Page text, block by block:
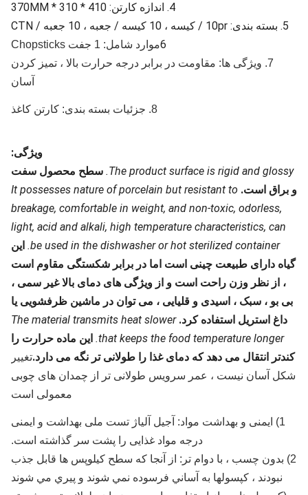
4. اندازه کارتن: 410 * 310 * 370MM
5. بسته بندی: 10pr / کیسه ، 10 کیسه / جعبه ، 10 جعبه / CTN
6موارد شامل: 1 جفت Chopsticks
7. ویژگی ها: مقاومت در برابر درجه حرارت بالا ، تمیز کردن
آسان
8. جزئیات بسته بندی: کارتن کاغذ
ویژگی:
The product surface is rigid and glossy. سطح محصول سفت
و براق است. It possesses nature of porcelain but resistant to
breakage, comfortable in weight, and non-toxic, odorless,
light, acid and alkali, high temperature characteristics, can
be used in the dishwasher or hot sterilized container. این
گیاه دارای طبیعت چینی است اما در برابر شکستگی مقاوم است
، از نظر وزن راحت است و از ویژگی های دمای بالا غیر سمی ،
بی بو ، سبک ، اسیدی و قلیایی ، می توان در ماشین ظرفشویی یا
داغ استریل استفاده کرد. The material transmits heat slower
that keeps the food temperature longer. این ماده حرارت را
کندتر انتقال می دهد که دمای غذا را طولانی تر نگه می دارد.تغییر
شکل آسان نیست ، عمر سرویس طولانی تر از چمدان های چوبی
معمولی است
1) ایمنی و بهداشت مواد: آجیل آلیاژ تست ملی بهداشت و ایمنی
درجه مواد غذایی را پشت سر گذاشته است.
2) بدون چسب ، با دوام تر: از آنجا كه سطح كيلوپس ها قابل جذب
نبودند ، كپسولها به آساني فرسوده نمي شوند و پيري مي شوند